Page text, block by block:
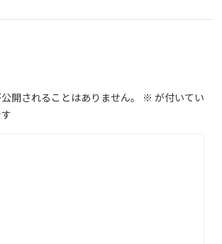
開されることはありません。 ※ が付いてい